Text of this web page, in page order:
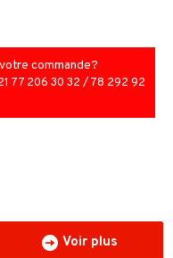
commande?
77 206 30 32 / 78 292 92
Voir plus